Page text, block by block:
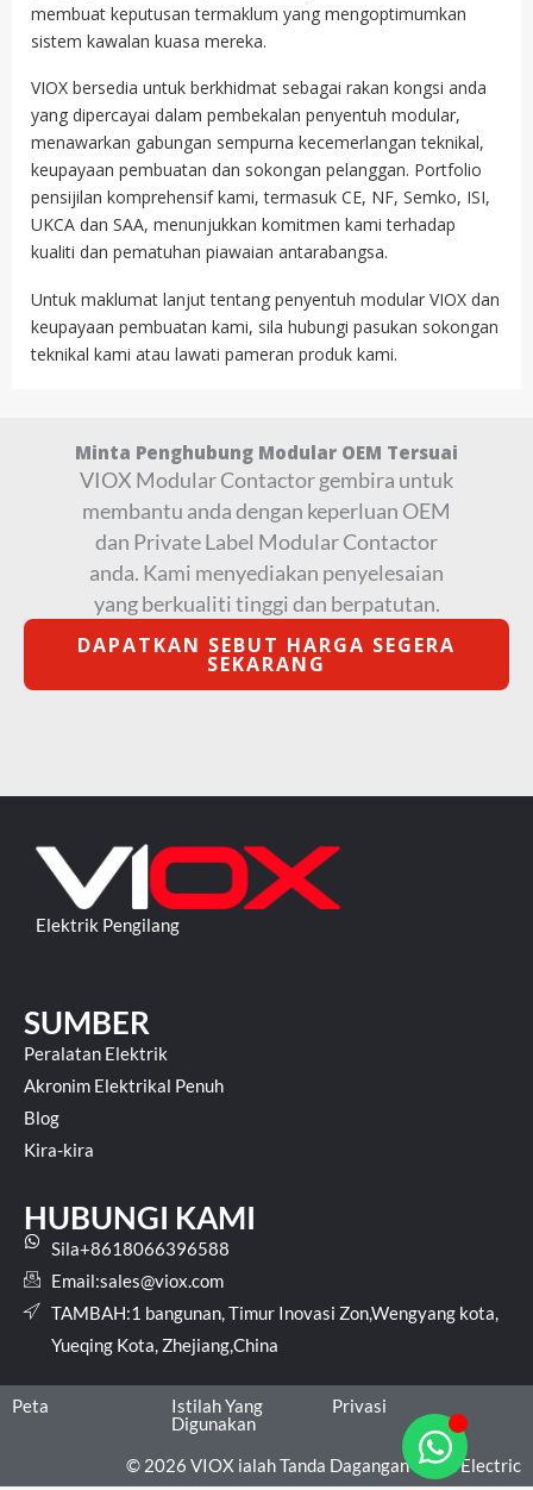
membuat keputusan termaklum yang mengoptimumkan
sistem kawalan kuasa mereka.
VIOX bersedia untuk berkhidmat sebagai rakan kongsi anda
yang dipercayai dalam pembekalan penyentuh modular,
menawarkan gabungan sempurna kecemerlangan teknikal,
keupayaan pembuatan dan sokongan pelanggan. Portfolio
pensijilan komprehensif kami, termasuk CE, NF, Semko, ISI,
UKCA dan SAA, menunjukkan komitmen kami terhadap
kualiti dan pematuhan piawaian antarabangsa.
Untuk maklumat lanjut tentang penyentuh modular VIOX dan
keupayaan pembuatan kami, sila hubungi pasukan sokongan
teknikal kami atau lawati pameran produk kami.
Minta Penghubung Modular OEM Tersuai
VIOX Modular Contactor gembira untuk
membantu anda dengan keperluan OEM
dan Private Label Modular Contactor
anda. Kami menyediakan penyelesaian
yang berkualiti tinggi dan berpatutan.
DAPATKAN SEBUT HARGA SEGERA
SEKARANG
Elektrik Pengilang
SUMBER
Peralatan Elektrik
Akronim Elektrikal Penuh
Blog
Kira-kira
HUBUNGI KAMI
Sila+8618066396588
Email:sales@viox.com
TAMBAH:1 bangunan, Timur Inovasi Zon,Wengyang kota,
Yueqing Kota, Zhejiang,China
Peta
Istilah Yang
Digunakan
Privasi
© 2026 VIOX ialah Tanda Dagangan VIOX Electric